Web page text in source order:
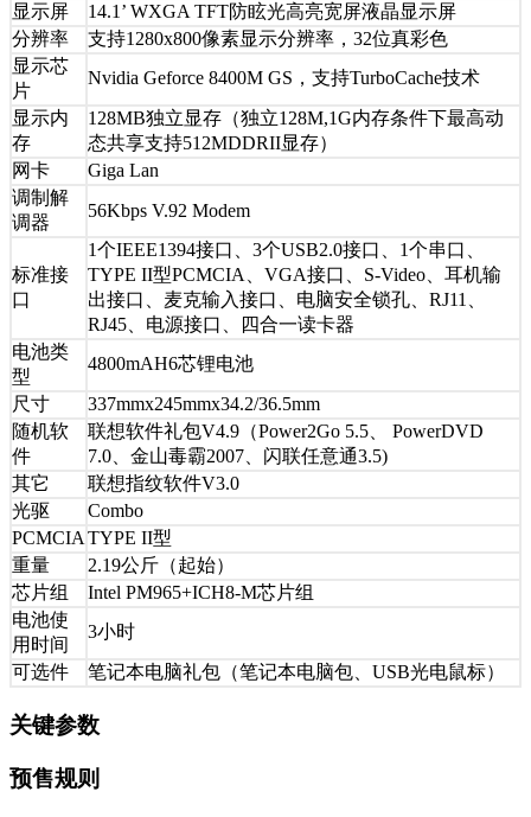
显示屏
14.1’ WXGA TFT防眩光高亮宽屏液晶显示屏
分辨率
支持1280x800像素显示分辨率，32位真彩色
显示芯
片
Nvidia Geforce 8400M GS，支持TurboCache技术
显示内
存
128MB独立显存（独立128M,1G内存条件下最高动
态共享支持512MDDRII显存）
网卡
Giga Lan
调制解
调器
56Kbps V.92 Modem
标准接
口
1个IEEE1394接口、3个USB2.0接口、1个串口、
TYPE II型PCMCIA、VGA接口、S-Video、耳机输
出接口、麦克输入接口、电脑安全锁孔、RJ11、
RJ45、电源接口、四合一读卡器
电池类
型
4800mAH6芯锂电池
尺寸
337mmx245mmx34.2/36.5mm
随机软
件
联想软件礼包V4.9（Power2Go 5.5、 PowerDVD
7.0、金山毒霸2007、闪联任意通3.5)
其它
联想指纹软件V3.0
光驱
Combo
PCMCIA TYPE II型
重量
2.19公斤（起始）
芯片组
Intel PM965+ICH8-M芯片组
电池使
用时间
3小时
可选件
笔记本电脑礼包（笔记本电脑包、USB光电鼠标）
关键参数
预售规则